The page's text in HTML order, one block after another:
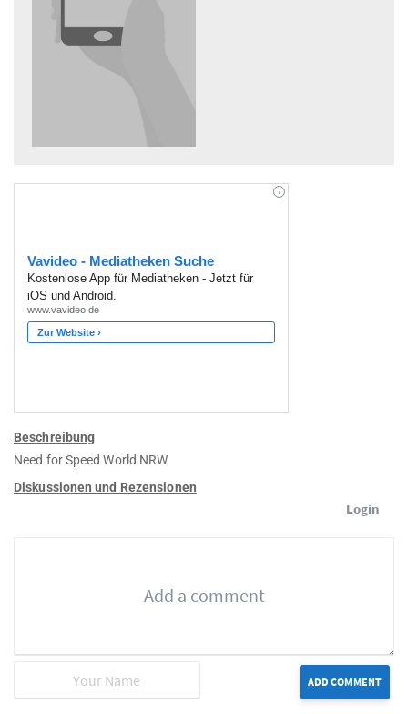
Beschreibung
Need for Speed World NRW
Diskussionen und Rezensionen
Login
ADD COMMENT